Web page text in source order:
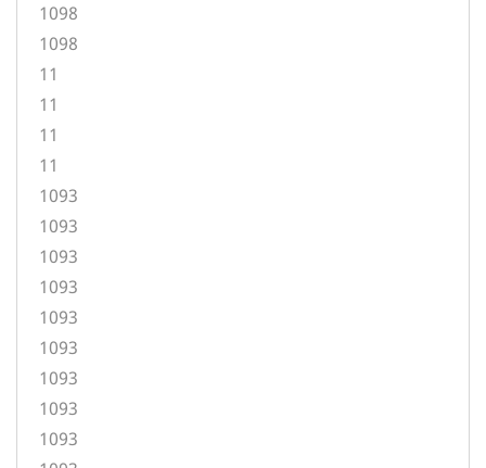
1098
1098
11
11
11
11
1093
1093
1093
1093
1093
1093
1093
1093
1093